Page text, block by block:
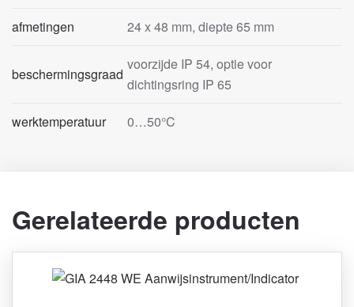
afmetingen 24 x 48 mm, diepte 65 mm
beschermingsgraad
voorzijde IP 54, optie voor
dichtingsring IP 65
werktemperatuur 0…50°C
Gerelateerde producten